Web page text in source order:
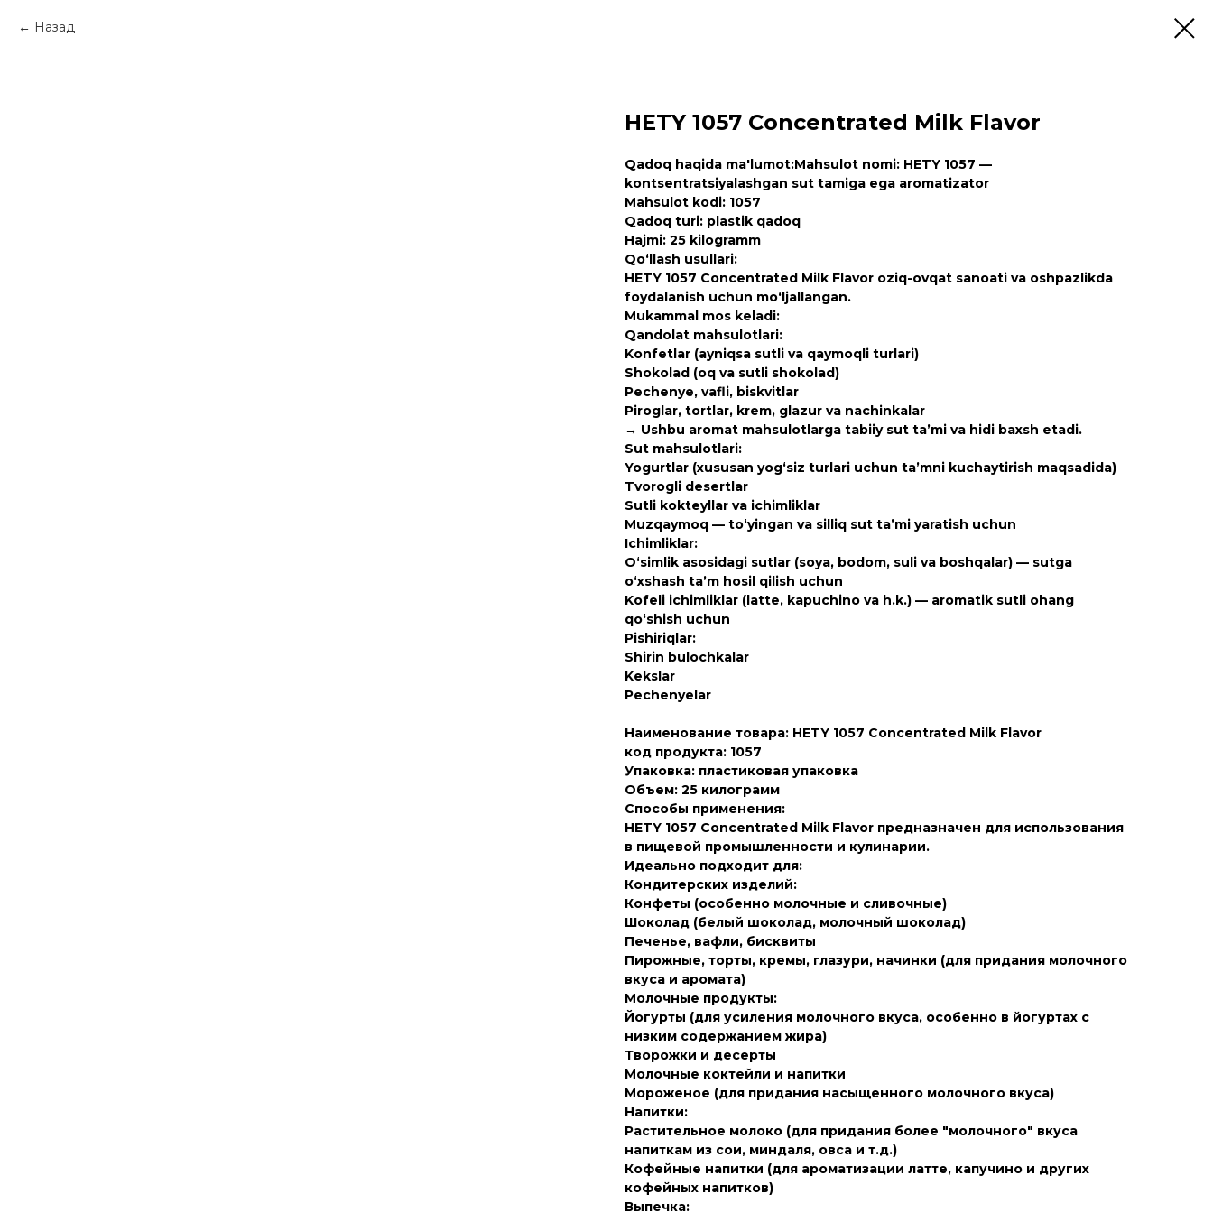
Назад
HETY 1057 Concentrated Milk Flavor
Qadoq haqida ma'lumot:Mahsulot nomi: HETY 1057 —
kontsentratsiyalashgan sut tamiga ega aromatizator
Mahsulot kodi: 1057
Qadoq turi: plastik qadoq
Hajmi: 25 kilogramm
Qo‘llash usullari:
HETY 1057 Concentrated Milk Flavor oziq-ovqat sanoati va oshpazlikda
foydalanish uchun mo‘ljallangan.
Mukammal mos keladi:
Qandolat mahsulotlari:
Konfetlar (ayniqsa sutli va qaymoqli turlari)
Shokolad (oq va sutli shokolad)
Pechenye, vafli, biskvitlar
Piroglar, tortlar, krem, glazur va nachinkalar
→ Ushbu aromat mahsulotlarga tabiiy sut ta’mi va hidi baxsh etadi.
Sut mahsulotlari:
Yogurtlar (xususan yog‘siz turlari uchun ta’mni kuchaytirish maqsadida)
Tvorogli desertlar
Sutli kokteyllar va ichimliklar
Muzqaymoq — to‘yingan va silliq sut ta’mi yaratish uchun
Ichimliklar:
O‘simlik asosidagi sutlar (soya, bodom, suli va boshqalar) — sutga
o‘xshash ta’m hosil qilish uchun
Kofeli ichimliklar (latte, kapuchino va h.k.) — aromatik sutli ohang
qo‘shish uchun
Pishiriqlar:
Shirin bulochkalar
Kekslar
Pechenyelar
Наименование товара: HETY 1057 Concentrated Milk Flavor
код продукта: 1057
Упаковка: пластиковая упаковка
Объем: 25 килограмм
Способы применения:
HETY 1057 Concentrated Milk Flavor предназначен для использования
в пищевой промышленности и кулинарии.
Идеально подходит для:
Кондитерских изделий:
Конфеты (особенно молочные и сливочные)
Шоколад (белый шоколад, молочный шоколад)
Печенье, вафли, бисквиты
Пирожные, торты, кремы, глазури, начинки (для придания молочного
вкуса и аромата)
Молочные продукты:
Йогурты (для усиления молочного вкуса, особенно в йогуртах с
низким содержанием жира)
Творожки и десерты
Молочные коктейли и напитки
Мороженое (для придания насыщенного молочного вкуса)
Напитки:
Растительное молоко (для придания более "молочного" вкуса
напиткам из сои, миндаля, овса и т.д.)
Кофейные напитки (для ароматизации латте, капучино и других
кофейных напитков)
Выпечка: